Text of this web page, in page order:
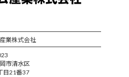
業株式会社
市清水区
目21番37